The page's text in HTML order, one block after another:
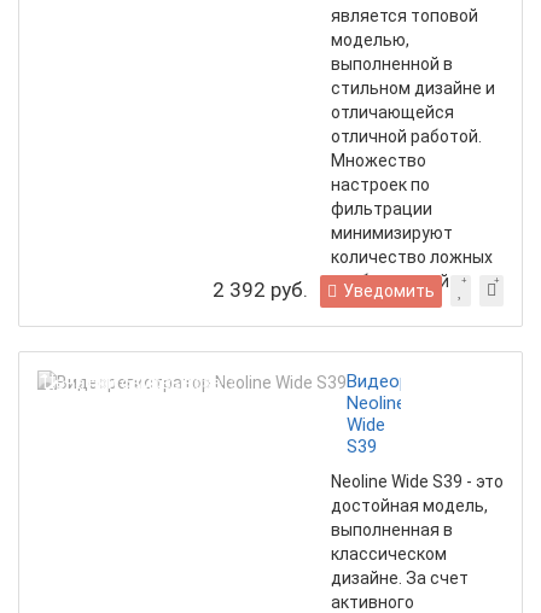
является топовой
моделью,
выполненной в
стильном дизайне и
отличающейся
отличной работой.
Множество
настроек по
фильтрации
минимизируют
количество ложных
срабатываний
2 392 руб. Уведомить
Цена при самовывозе!
Видеорегистратор
Neoline
Wide
S39
Neoline Wide S39 - это
достойная модель,
выполненная в
классическом
дизайне. За счет
активного